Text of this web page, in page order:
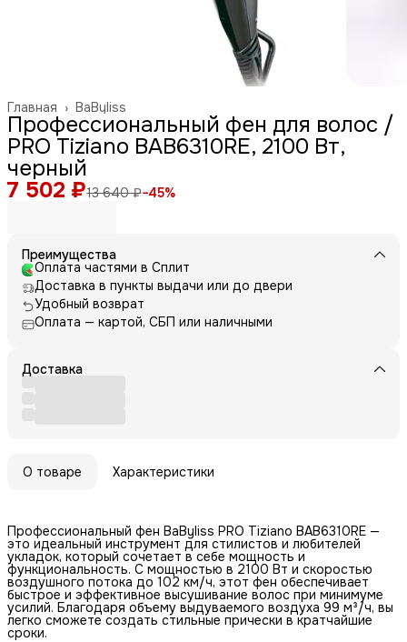
BaByliss
Главная ›
Профессиональный фен для волос /
PRO Tiziano BAB6310RE, 2100 Вт,
черный
7 502 ₽13 640 ₽−45%
Преимущества
Оплата частями в Сплит
Доставка в пункты выдачи или до двери
Удобный возврат
Оплата — картой, СБП или наличными
Доставка
О товаре Характеристики
Профессиональный фен BaByliss PRO Tiziano BAB6310RE —
это идеальный инструмент для стилистов и любителей
укладок, который сочетает в себе мощность и
функциональность. С мощностью в 2100 Вт и скоростью
воздушного потока до 102 км/ч, этот фен обеспечивает
быстрое и эффективное высушивание волос при минимуме
усилий. Благодаря объему выдуваемого воздуха 99 м³/ч, вы
легко сможете создать стильные прически в кратчайшие
сроки.